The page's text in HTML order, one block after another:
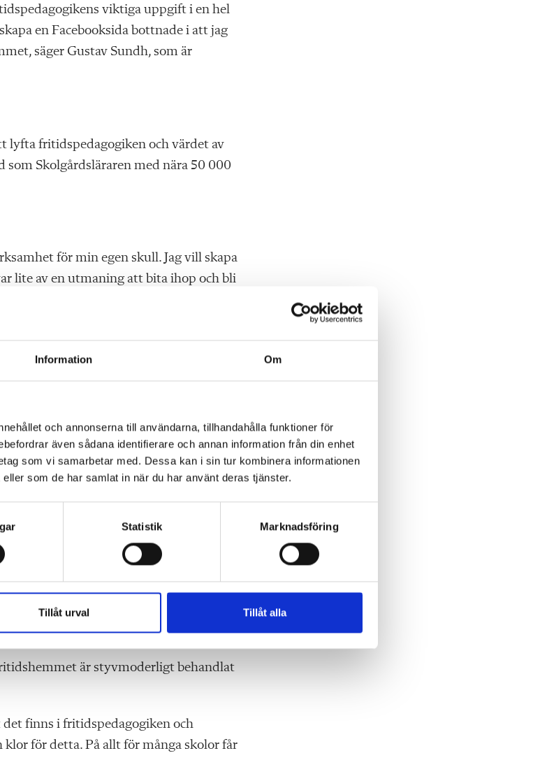
Information Om
och annonserna till användarna, tillhandahålla funktioner för
även sådana identifierare och annan information från din enhet
som vi samarbetar med. Dessa kan i sin tur kombinera informationen
som de har samlat in när du har använt deras tjänster.
Statistik Marknadsföring
Tillåt urval Tillåt alla
viktiga uppgift i en hel
en Facebooksida bottnade i att jag
säger Gustav Sundh, som är
lyfta fritidspedagogiken och värdet av
Skolgårdsläraren med nära 50 000
för min egen skull. Jag vill skapa
lite av en utmaning att bita ihop och bli
tyckte att jag borde skriva om mitt sätt
barnsyn i ett brett perspektiv och om
i och utanför skolan.
som endast 13 år gammal tog sitt liv
lyfta fram förebilder som andra skolor
har stor betydelse för att motverka
som bemannas av pedagoger
på att tryggheten ökar ganska fort när
linje på en skolgård för att tidigt
och minska konflikter. Vi är
elevhälsa och andra pedagoger.
är styvmoderligt behandlat
finns i fritidspedagogiken och
för detta. På allt för många skolor får